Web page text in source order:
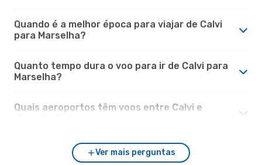
Quando é a melhor época para viajar de Calvi
para Marselha?
Quanto tempo dura o voo para ir de Calvi para
Marselha?
Quais aeroportos têm voos entre Calvi e
Ver mais perguntas